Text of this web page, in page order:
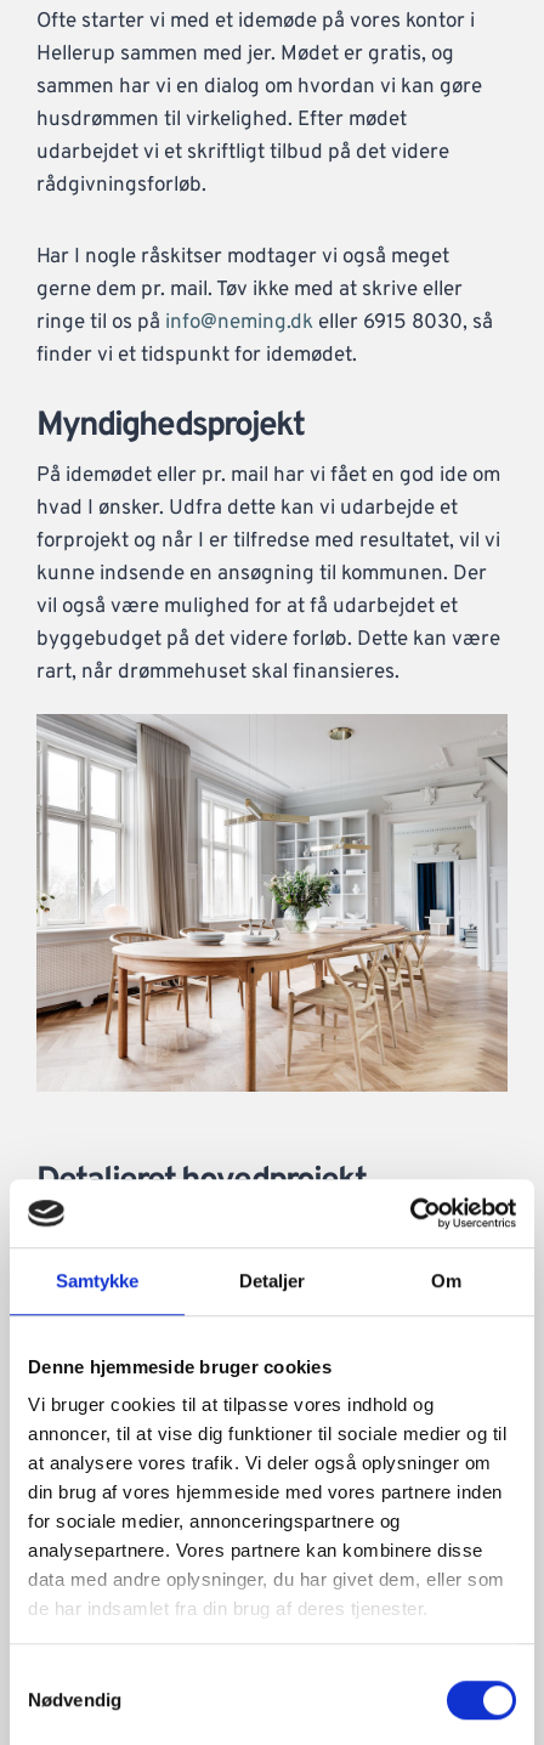
Samtykke Detaljer Om
Denne hjemmeside bruger cookies
Vi bruger cookies til at tilpasse vores indhold og
annoncer, til at vise dig funktioner til sociale medier og til
at analysere vores trafik. Vi deler også oplysninger om
din brug af vores hjemmeside med vores partnere inden
for sociale medier, annonceringspartnere og
analysepartnere. Vores partnere kan kombinere disse
data med andre oplysninger, du har givet dem, eller som
de har indsamlet fra din brug af deres tjenester.
Nødvendig
Ofte starter vi med et idemøde på vores kontor i
Hellerup sammen med jer. Mødet er gratis, og
sammen har vi en dialog om hvordan vi kan gøre
husdrømmen til virkelighed. Efter mødet
udarbejdet vi et skriftligt tilbud på det videre
rådgivningsforløb.
Har I nogle råskitser modtager vi også meget
gerne dem pr. mail. Tøv ikke med at skrive eller
ringe til os på info@neming.dk eller 6915 8030, så
finder vi et tidspunkt for idemødet.
Myndighedsprojekt
På idemødet eller pr. mail har vi fået en god ide om
hvad I ønsker. Udfra dette kan vi udarbejde et
forprojekt og når I er tilfredse med resultatet, vil vi
kunne indsende en ansøgning til kommunen. Der
vil også være mulighed for at få udarbejdet et
byggebudget på det videre forløb. Dette kan være
rart, når drømmehuset skal finansieres.
Detaljeret hovedprojekt
Den lokale myndighed har nu godkendt
med hovedprojektet uden at skulle lave en masse
Detaljeret projekttegninger (plantegninger,
snittegninger mm.)
El-projekt på præcist hvordan I ønsker jeres el i
huset
Udbudsprojekt til entreprenører, tilbudslister
mm.
VVS (brugsvand og varme)
Ventilationsprojekt